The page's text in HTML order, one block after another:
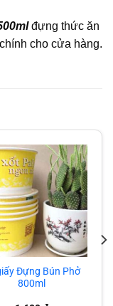
đựng thức ăn
cho cửa hàng.
Đựng Bún Phở
800ml